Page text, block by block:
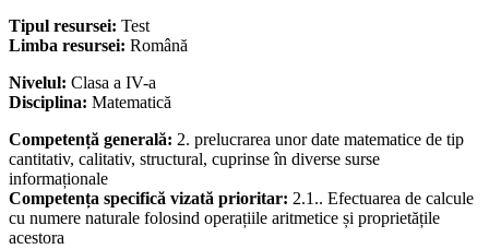
Tipul resursei: Test
Limba resursei: Română
Nivelul: Clasa a IV-a
Disciplina: Matematică
Competență generală: 2. prelucrarea unor date matematice de tip
cantitativ, calitativ, structural, cuprinse în diverse surse
informaționale
Competența specifică vizată prioritar: 2.1.. Efectuarea de calcule
cu numere naturale folosind operațiile aritmetice și proprietățile
acestora